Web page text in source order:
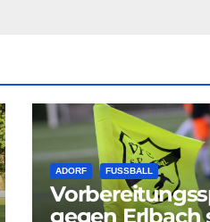
ADORF FUSSBALL
gegen Erlbach